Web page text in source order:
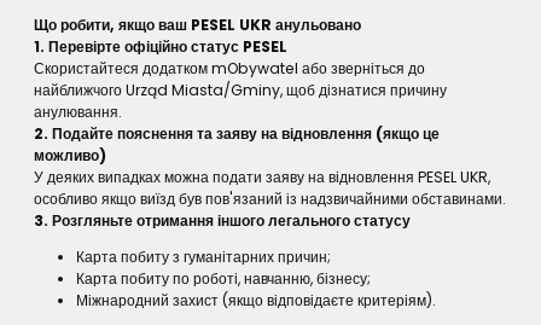
Що робити, якщо ваш PESEL UKR анульовано
1. Перевірте офіційно статус PESEL
Скористайтеся додатком mObywatel або зверніться до
найближчого Urząd Miasta/Gminy, щоб дізнатися причину
анулювання.
2. Подайте пояснення та заяву на відновлення (якщо це
можливо)
У деяких випадках можна подати заяву на відновлення PESEL UKR,
особливо якщо виїзд був пов'язаний із надзвичайними обставинами.
3. Розгляньте отримання іншого легального статусу
Карта побиту з гуманітарних причин;
Карта побиту по роботі, навчанню, бізнесу;
Міжнародний захист (якщо відповідаєте критеріям).